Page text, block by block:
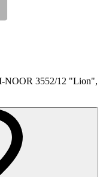
NOOR 3552/12 "Lion",